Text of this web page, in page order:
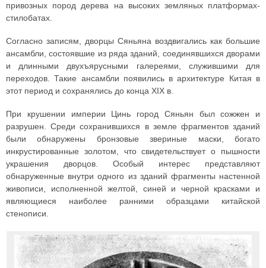
привозных пород дерева на высоких земляных платформах-
стилобатах.
Согласно записям, дворцы Сяньяна воздвигались как большие
ансамбли, состоявшие из ряда зданий, соединявшихся дворами
и длинными двухъярусными галереями, служившими для
переходов. Такие ансамбли появились в архитектуре Китая в
этот период и сохранялись до конца XIX в.
При крушении империи Цинь город Сяньян был сожжен и
разрушен. Среди сохранившихся в земле фрагментов зданий
были обнаружены бронзовые звериные маски, богато
инкрустированные золотом, что свидетельствует о пышности
украшения дворцов. Особый интерес представляют
обнаруженные внутри одного из зданий фрагменты настенной
живописи, исполненной желтой, синей и черной красками и
являющиеся наиболее ранними образцами китайской
стенописи.